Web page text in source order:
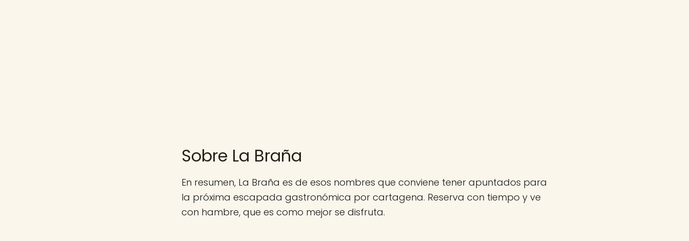
Sobre La Braña
En resumen, La Braña es de esos nombres que conviene tener apuntados para
la próxima escapada gastronómica por cartagena. Reserva con tiempo y ve
con hambre, que es como mejor se disfruta.